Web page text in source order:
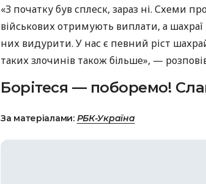
«З початку був сплеск, зараз ні. Схеми
військових отримують виплати, а
них видурити. У нас є певний ріст
таких злочинів також більше», —
Борітеся — поборемо!
За матеріалами: РБК-Україна